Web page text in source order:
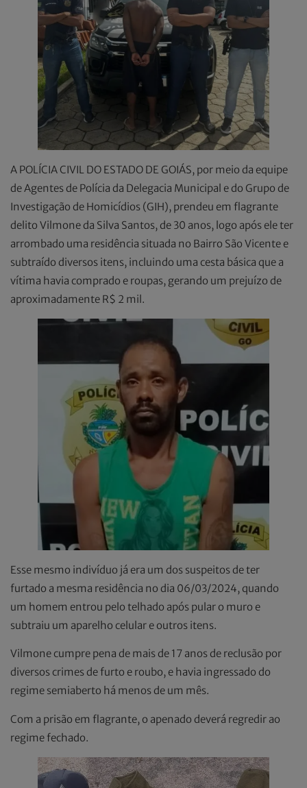
A POLÍCIA CIVIL DO ESTADO DE GOIÁS, por meio da equipe
de Agentes de Polícia da Delegacia Municipal e do Grupo de
Investigação de Homicídios (GIH), prendeu em flagrante
delito Vilmone da Silva Santos, de 30 anos, logo após ele ter
arrombado uma residência situada no Bairro São Vicente e
subtraído diversos itens, incluindo uma cesta básica que a
vítima havia comprado e roupas, gerando um prejuízo de
aproximadamente R$ 2 mil.
Esse mesmo indivíduo já era um dos suspeitos de ter
furtado a mesma residência no dia 06/03/2024, quando
um homem entrou pelo telhado após pular o muro e
subtraiu um aparelho celular e outros itens.
Vilmone cumpre pena de mais de 17 anos de reclusão por
diversos crimes de furto e roubo, e havia ingressado do
regime semiaberto há menos de um mês.
Com a prisão em flagrante, o apenado deverá regredir ao
regime fechado.